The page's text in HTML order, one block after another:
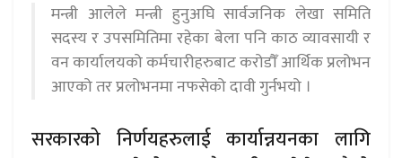
मन्त्री आलेले मन्त्री हुनुअघि सार्वजनिक लेखा समिति
सदस्य र उपसमितिमा रहेका बेला पनि काठ व्यावसायी र
वन कार्यालयको कर्मचारीहरुबाट करोडौँ आर्थिक प्रलोभन
आएको तर प्रलोभनमा नफसेको दावी गुर्नभयो ।
सरकारको निर्णयहरुलाई कार्यान्नयनका लागि